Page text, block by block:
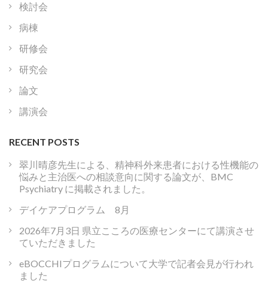
検討会
病棟
研修会
研究会
論文
講演会
RECENT POSTS
翠川晴彦先生による、精神科外来患者における性機能の
悩みと主治医への相談意向に関する論文が、BMC
Psychiatry に掲載されました。
デイケアプログラム 8月
2026年7月3日 県立こころの医療センターにて講演させ
ていただきました
eBOCCHIプログラムについて大学で記者会見が行われ
ました